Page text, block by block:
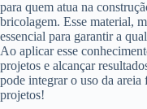
para quem atua na
bricolagem. Esse material,
essencial para garantir a
Ao aplicar esse
projetos e alcançar
pode integrar o uso da areia
projetos!